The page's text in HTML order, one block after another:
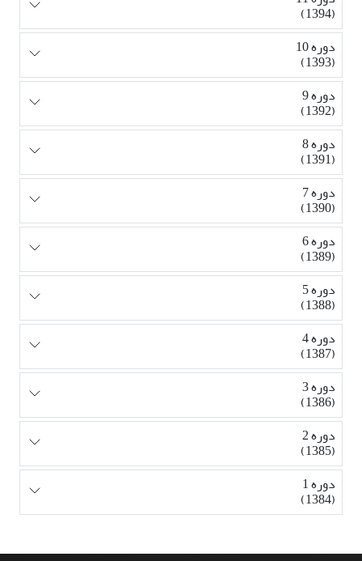
(1394)
دوره 10
(1393)
دوره 9
(1392)
دوره 8
(1391)
دوره 7
(1390)
دوره 6
(1389)
دوره 5
(1388)
دوره 4
(1387)
دوره 3
(1386)
دوره 2
(1385)
دوره 1
(1384)